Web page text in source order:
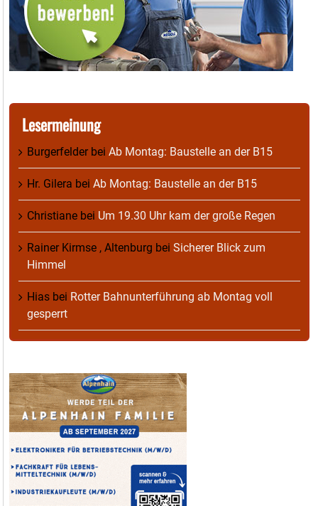
Lesermeinung
Burgerfelderbei Ab Montag: Baustelle an der B15
Hr. Gilera bei Ab Montag: Baustelle an der B15
Christiane bei Um 19.30 Uhr kam der große Regen
Rainer Kirmse , Altenburg bei Sicherer Blick zum
Himmel
Hias bei Rotter Bahnunterführung ab Montag voll
gesperrt